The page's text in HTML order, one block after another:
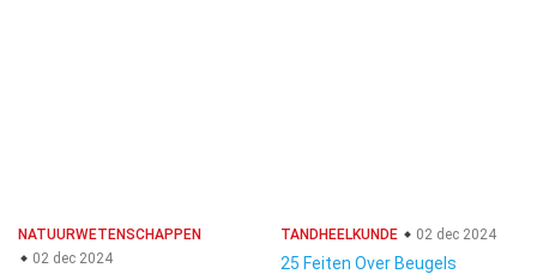
NATUURWETENSCHAPPEN
02 dec 2024
TANDHEELKUNDE 02 dec 2024
25 Feiten Over Beugels